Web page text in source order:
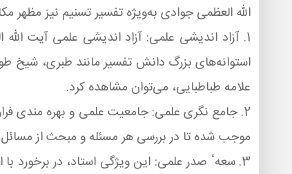
الله العظمی جوادی به‌ویژه تفسیر تسنیم نیز مظهر
1. آزاد اندیشی علمی: آزاد اندیشی علمی آیت
استوانه‌های بزرگ دانش تفسیر مانند طبری، شیخ
علامه طباطبایی، می‌توان مشاهده كرد.
2. جامع نگری علمی: جامعیت علمی و بهره مندی
موجب شده تا در بررسی هر مسئله و مبحث از مسائل
3. سعهٴ صدر علمی: این ویژگی استاد، در